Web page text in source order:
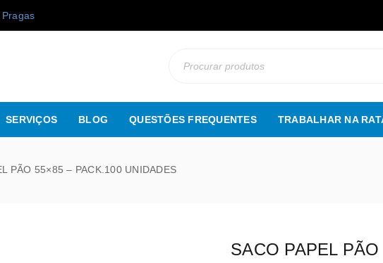
SERVIÇOS BLOG QUESTÕES FREQUENTES TRABALHAR NA
PÃO 55×85 – PACK.100 UNIDADES
SACO PAPEL